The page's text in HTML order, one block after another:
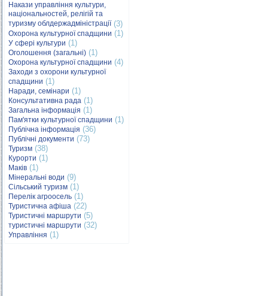
Накази управління культури,
національностей, релігій та
туризму облдержадміністрації(3)
Охорона культурної спадщини (1)
У сфері культури (1)
Оголошення (загальні) (1)
Охорона культурної спадщини (4)
Заходи з охорони культурної
спадщини (1)
Наради, семінари (1)
Консультативна рада (1)
Загальна інформація (1)
Пам'ятки культурної спадщини (1)
Публічна інформація (36)
Публічні документи (73)
Туризм (38)
Курорти (1)
Маків (1)
Мінеральні води (9)
Сільський туризм (1)
Перелік агроосель (1)
Туристична афіша (22)
Туристичні маршрути (5)
туристичні маршрути (32)
Управління (1)